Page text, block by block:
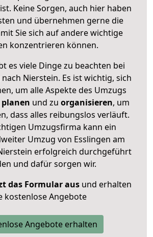
Keine Sorgen, auch hier haben
und übernehmen gerne die
Sie sich auf andere wichtige
konzentrieren können.
es viele Dinge zu beachten bei
Nierstein. Es ist wichtig, sich
um alle Aspekte des Umzugs
planen und zu organisieren, um
dass alles reibungslos verläuft.
Umzugsfirma kann ein
Umzug von Esslingen am
erfolgreich durchgeführt
und dafür sorgen wir.
das Formular ausund erhalten
kostenlose Angebote
Angebote erhalten